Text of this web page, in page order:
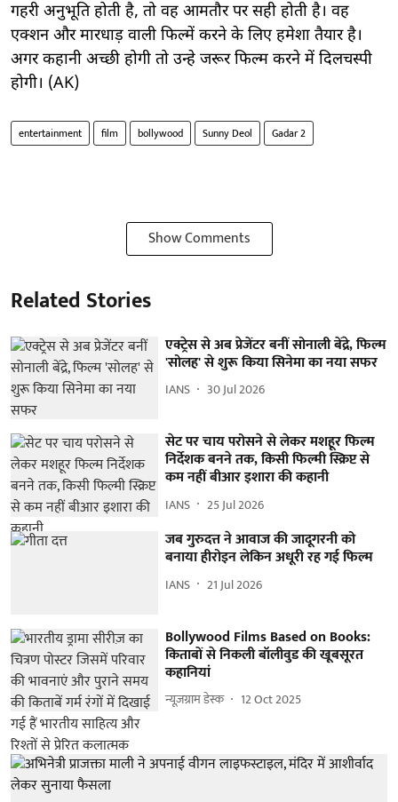
गहरी अनुभूति होती है, तो वह आमतौर पर सही होती है। वह
एक्शन और मारधाड़ वाली फिल्में करने के लिए हमेशा तैयार है।
अगर कहानी अच्छी होगी तो उन्हे जरूर फिल्म करने में दिलचस्पी
होगी। (AK)
entertainment film bollywood Sunny Deol Gadar 2
Show Comments
Related Stories
एक्ट्रेस से अब प्रेजेंटर बनीं सोनाली बेंद्रे, फिल्म
'सोलह' से शुरू किया सिनेमा का नया सफर
IANS 30 Jul 2026
सेट पर चाय परोसने से लेकर मशहूर फिल्म
निर्देशक बनने तक, किसी फिल्मी स्क्रिप्ट से
कम नहीं बीआर इशारा की कहानी
IANS 25 Jul 2026
जब गुरुदत्त ने आवाज की जादूगरनी को
बनाया हीरोइन लेकिन अधूरी रह गई फिल्म
IANS 21 Jul 2026
Bollywood Films Based on Books:
किताबों से निकली बॉलीवुड की खूबसूरत
कहानियां
न्यूज़ग्राम डेस्क 12 Oct 2025